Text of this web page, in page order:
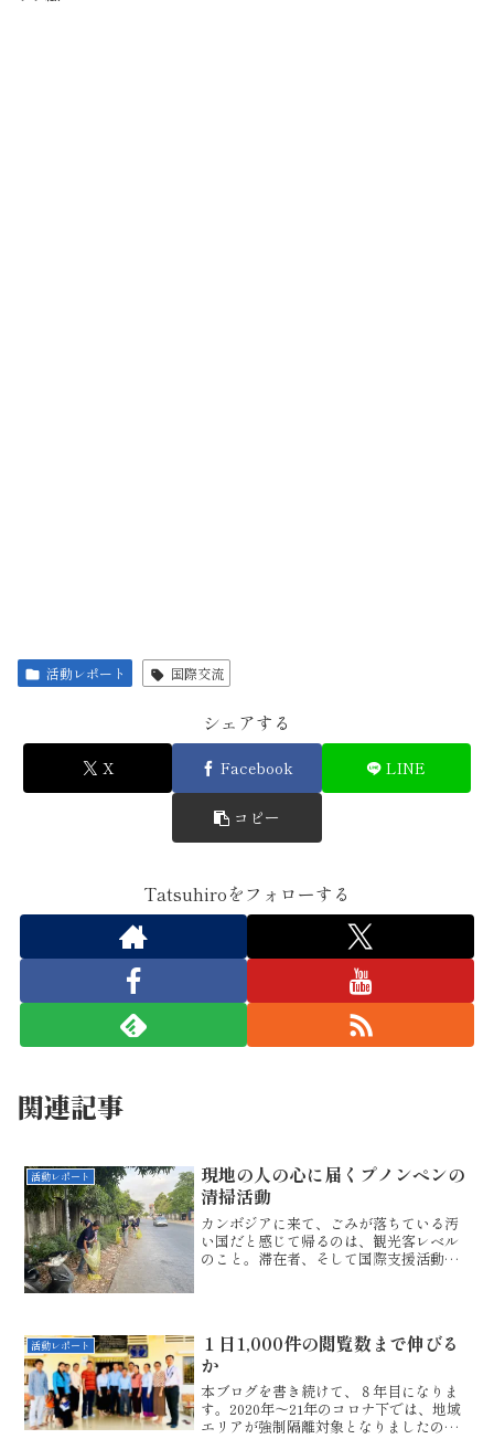
活動レポート 国際交流
シェアする
X Facebook LINE
コピー
Tatsuhiroをフォローする
関連記事
活動レポート
現地の人の心に届くプノンペンの
清掃活動
カンボジアに来て、ごみが落ちている汚
い国だと感じて帰るのは、観光客レベル
のこと。滞在者、そして国際支援活動家
活動レポート
１日1,000件の閲覧数まで伸びる
か
本ブログを書き続けて、８年目になりま
す。2020年～21年のコロナ下では、地域
エリアが強制隔離対象となりましたの